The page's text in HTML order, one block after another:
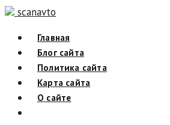
Skip
content
scanavto
Главная
Блог сайта
Политика сайта
Карта сайта
О сайте